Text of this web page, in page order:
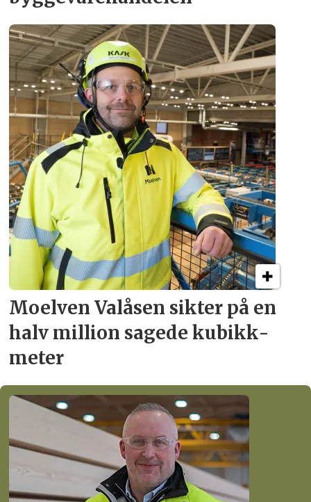
Moelven Valåsen sikter på en
halv million sagede kubikk­
meter